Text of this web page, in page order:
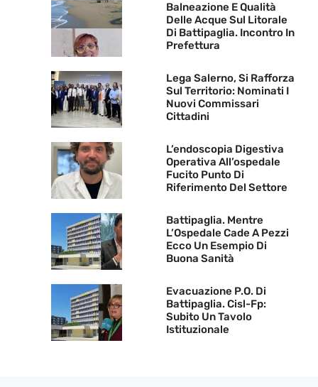
Balneazione E Qualità
Delle Acque Sul Litorale
Di Battipaglia. Incontro In
Prefettura
Lega Salerno, Si Rafforza
Sul Territorio: Nominati I
Nuovi Commissari
Cittadini
L’endoscopia Digestiva
Operativa All’ospedale
Fucito Punto Di
Riferimento Del Settore
Battipaglia. Mentre
L’Ospedale Cade A Pezzi
Ecco Un Esempio Di
Buona Sanità
Evacuazione P.O. Di
Battipaglia. Cisl-Fp:
Subito Un Tavolo
Istituzionale